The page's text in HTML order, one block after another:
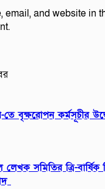
email, and website in
তে বৃক্ষরোপন কর্মসূচীর
সমিতির ত্রি-বার্ষিক